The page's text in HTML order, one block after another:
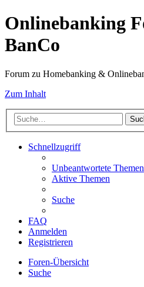
Onlinebanking
BanCo
Forum zu Homebanking &
Zum Inhalt
Schnellzugriff
Unbeantwortete Themen
Aktive Themen
Suche
FAQ
Anmelden
Registrieren
Foren-Übersicht
Suche